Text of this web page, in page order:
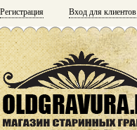
Регистрация Вход для клиентов